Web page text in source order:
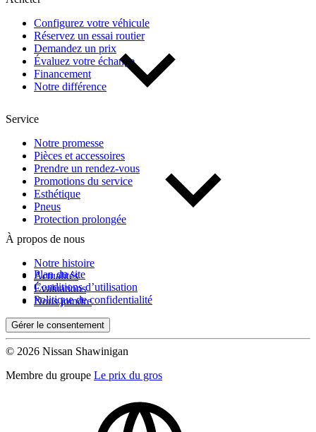
Configurez votre véhicule
Réservez un essai routier
Demandez un prix
Évaluez votre échange
Financement
Notre différence
Service
Notre promesse
Pièces et accessoires
Prendre un rendez-vous
Promotions du service
Esthétique
Pneus
Protection prolongée
À propos de nous
Notre histoire
Actualités
Évaluations
Nous joindre
Plan du site
Conditions d’utilisation
Politique de confidentialité
Gérer le consentement
© 2026 Nissan Shawinigan
Membre du groupe Le prix du gros